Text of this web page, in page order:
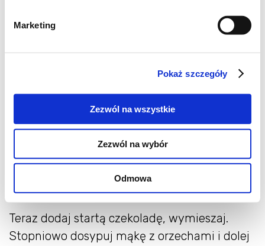
Marketing
Pokaż szczegóły
Zezwól na wszystkie
Zezwól na wybór
Odmowa
temperaturze pokojowej.
zmielone orzechy, wszystko pomieszaj.
Miękkie masło, ucieraj z cukrem na
najwyższych obrotach na puszysty krem.
Następnie zmniejsz obroty, dodawaj po
dokładnego połącznia.
Teraz dodaj startą czekoladę, wymieszaj.
Stopniowo dosypuj mąkę z orzechami i dolej